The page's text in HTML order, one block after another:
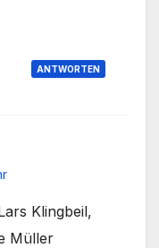
ANTWORTEN
Klingbeil,
Müller